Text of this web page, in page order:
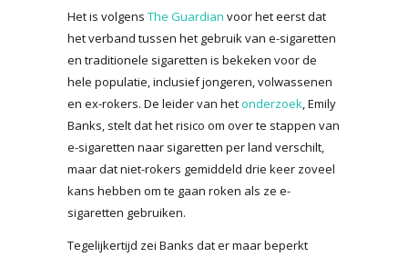
Het is volgens The Guardian voor het eerst dat
het verband tussen het gebruik van e-sigaretten
en traditionele sigaretten is bekeken voor de
hele populatie, inclusief jongeren, volwassenen
en ex-rokers. De leider van hetonderzoek, Emily
Banks, stelt dat het risico om over te stappen van
e-sigaretten naar sigaretten per land verschilt,
maar dat niet-rokers gemiddeld drie keer zoveel
kans hebben om te gaan roken als ze e-
sigaretten gebruiken.
Tegelijkertijd zei Banks dat er maar beperkt